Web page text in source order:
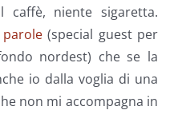
caffè, niente sigaretta.
(special guest per
nordest) che se la
io dalla voglia di una
non mi accompagna in